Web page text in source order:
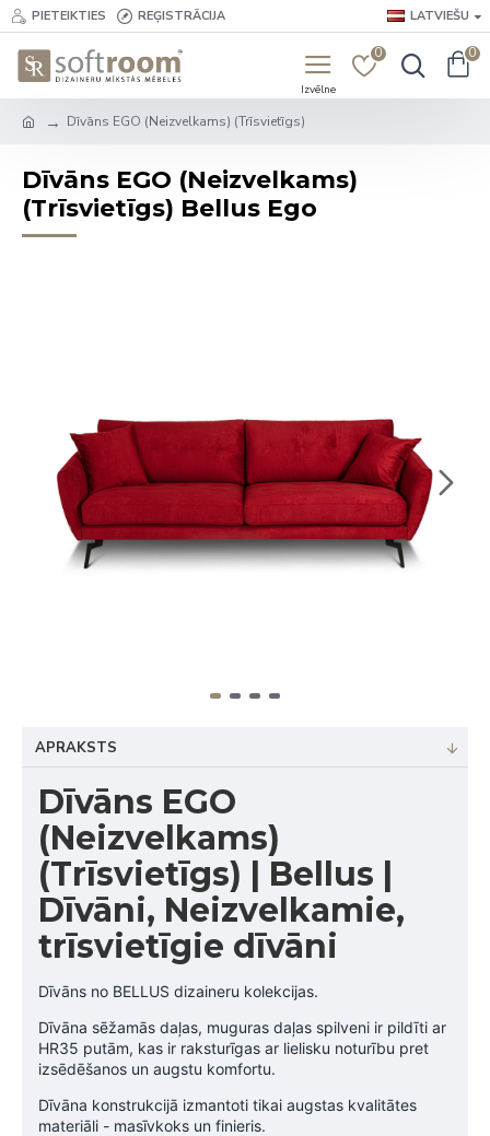
PIETEIKTIES REĢISTRĀCIJA LATVIEŠU
0 0
Dīvāns EGO (Neizvelkams) (Trīsvietīgs)
Dīvāns EGO (Neizvelkams)
(Trīsvietīgs) Bellus Ego
APRAKSTS
Dīvāns EGO
(Neizvelkams)
(Trīsvietīgs) | Bellus |
Dīvāni, Neizvelkamie,
trīsvietīgie dīvāni
Dīvāns no BELLUS dizaineru kolekcijas.
Dīvāna sēžamās daļas, muguras daļas spilveni ir pildīti ar
HR35 putām, kas ir raksturīgas ar lielisku noturību pret
izsēdēšanos un augstu komfortu.
Dīvāna konstrukcijā izmantoti tikai augstas kvalitātes
materiāli - masīvkoks un finieris.